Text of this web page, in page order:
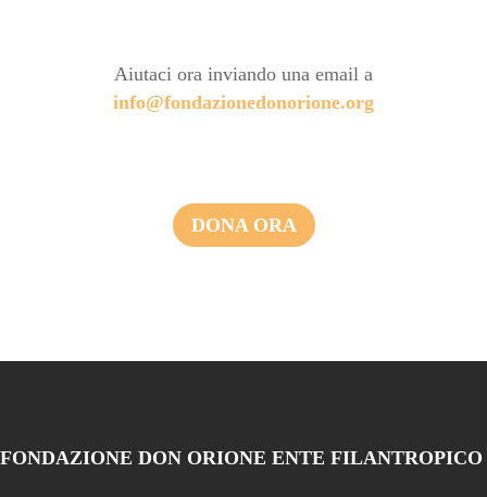
Aiutaci ora inviando una email a
info@fondazionedonorione.org
DONA ORA
FONDAZIONE DON ORIONE ENTE FILANTROPICO